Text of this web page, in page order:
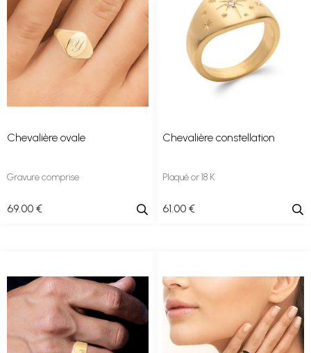
Chevalière ovale
Gravure comprise
69.00 €
Chevalière constellation
Plaqué or 18 K
61.00 €